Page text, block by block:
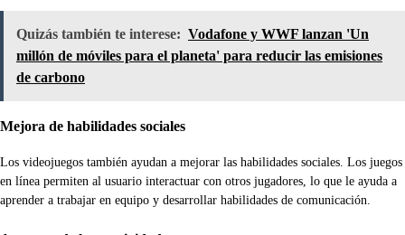
Quizás también te interese: Vodafone y WWF lanzan 'Un
millón de móviles para el planeta' para reducir las emisiones
de carbono
Mejora de habilidades sociales
Los videojuegos también ayudan a mejorar las habilidades sociales. Los juegos
en línea permiten al usuario interactuar con otros jugadores, lo que le ayuda a
aprender a trabajar en equipo y desarrollar habilidades de comunicación.